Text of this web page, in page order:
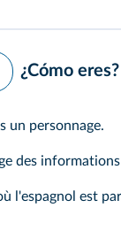
¿Cómo eres?
un personnage.
des
l'espagnol est